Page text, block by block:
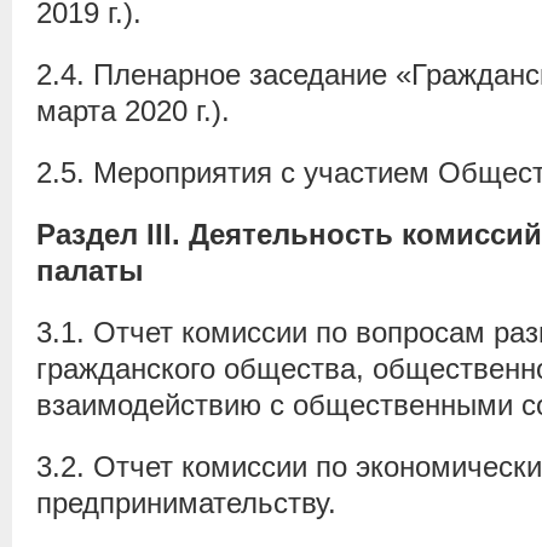
2019 г.).
2.4. Пленарное заседание
марта 2020 г.).
2.5. Мероприятия с участием
Раздел III. Деятельность
палаты
3.1. Отчет комиссии по вопросам
гражданского общества,
взаимодействию с общественными
3.2. Отчет комиссии по
предпринимательству.